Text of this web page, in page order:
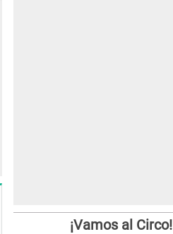
¡Vamos al Circo!